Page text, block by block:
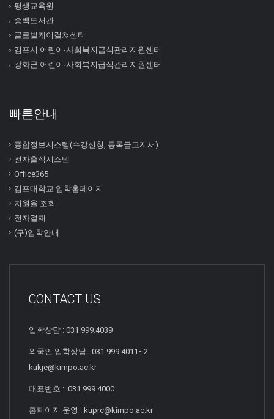
평생교육원
송백도서관
글로벌케이컬쳐센터
김포시 어린이∙사회복지급식관리지원센터
강화군 어린이∙사회복지급식관리지원센터
빠른안내
종합정보시스템(수강신청, 등록금고지서)
전자출석시스템
Office365
김포대학교 입학홈페이지
지원율 조회
전자결재
(구)입학안내
CONTACT US
입학상담 : 031.999.4039
외국인 입학상담 : 031.999.4011~2
kukje@kimpo.ac.kr
대표번호 : 031.999.4000
홈페이지 운영 : kuprc@kimpo.ac.kr